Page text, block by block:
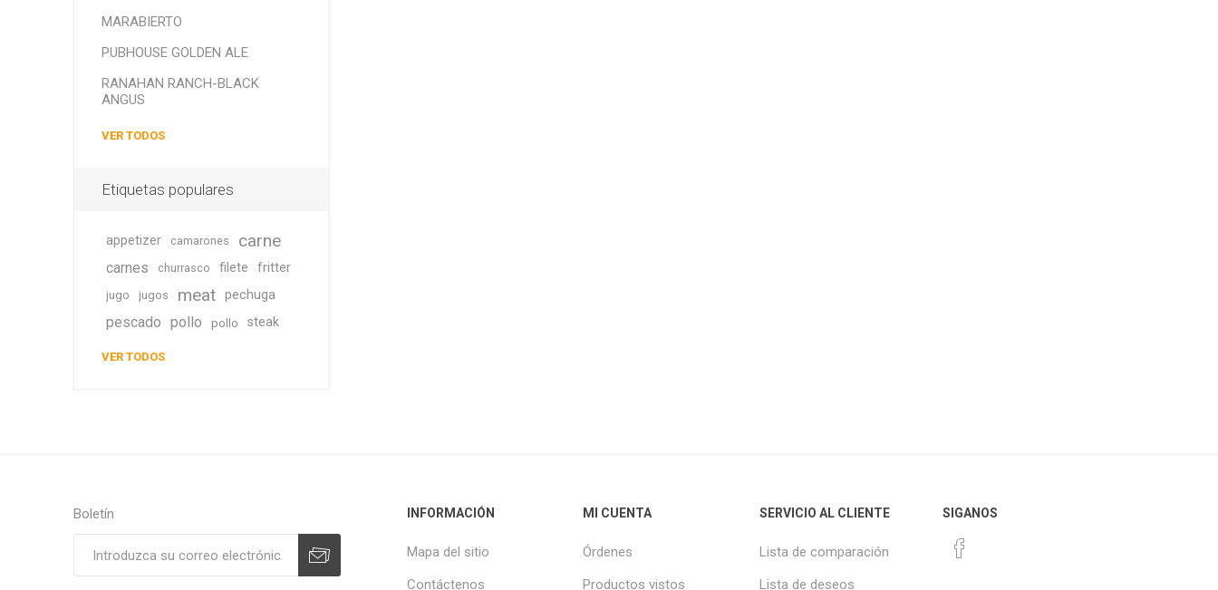
MARABIERTO
PUBHOUSE GOLDEN ALE
RANAHAN RANCH-BLACK
ANGUS
VER TODOS
Etiquetas populares
appetizer camarones carne
carnes churrasco filete fritter
jugo jugos meat pechuga
pescado pollo pollo steak
VER TODOS
Boletín INFORMACIÓN
Mapa del sitio
Contáctenos
MI CUENTA
Órdenes
Productos vistos
SERVICIO AL CLIENTE
Lista de comparación
Lista de deseos
SIGANOS